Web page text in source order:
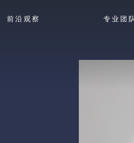
前沿观察 专业团